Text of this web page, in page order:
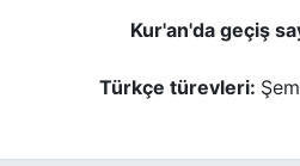
Kur'an'da geçiş
Türkçe türevleri: